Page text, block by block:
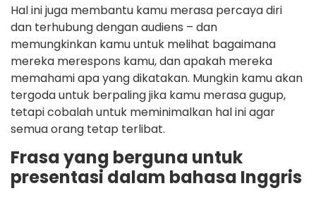
Hal ini juga membantu kamu merasa percaya diri
dan terhubung dengan audiens – dan
memungkinkan kamu untuk melihat bagaimana
mereka merespons kamu, dan apakah mereka
memahami apa yang dikatakan. Mungkin kamu akan
tergoda untuk berpaling jika kamu merasa gugup,
tetapi cobalah untuk meminimalkan hal ini agar
semua orang tetap terlibat.
Frasa yang berguna untuk
presentasi dalam bahasa Inggris